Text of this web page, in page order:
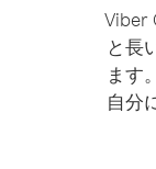
Viber
と長
ます
自分